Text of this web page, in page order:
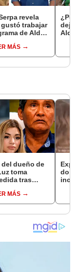
revela
gustó trabajar
de Aldo
MÁS
¿Por
dejó
Aldo
dueño de
toma
tras
vivo
MÁS